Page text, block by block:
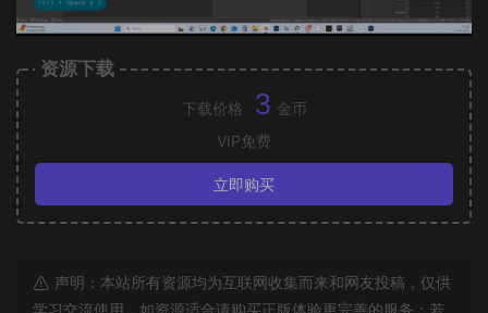
资源下载
下载价格 3 金币
VIP免费
立即购买
声明：本站所有资源均为互联网收集而来和网友投稿，仅供
学习交流使用，如资源适合请购买正版体验更完善的服务；若